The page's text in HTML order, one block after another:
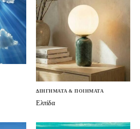
ΔΙΗΓΗΜΑΤΑ & ΠΟΙΗΜΑΤΑ
Ελπίδα